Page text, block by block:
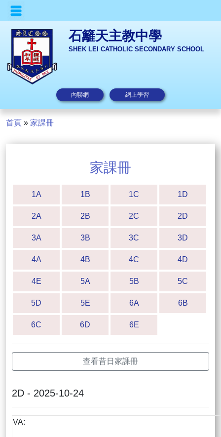
石籬天主教中學
SHEK LEI CATHOLIC SECONDARY SCHOOL
內聯網 網上學習
首頁 » 家課冊
家課冊
1A 1B 1C 1D
2A 2B 2C 2D
3A 3B 3C 3D
4A 4B 4C 4D
4E 5A 5B 5C
5D 5E 6A 6B
6C 6D 6E
查看昔日家課冊
2D - 2025-10-24
VA: